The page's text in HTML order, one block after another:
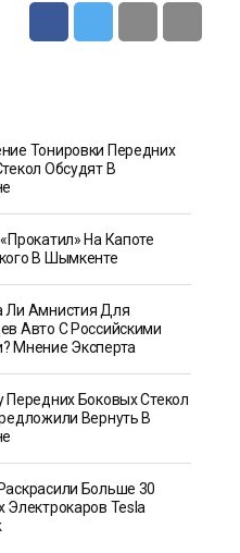
Тонировки Передних
Обсудят В
На Капоте
В Шымкенте
Ли Амнистия Для
Авто С Российскими
Мнение Эксперта
Передних Боковых Стекол
Вернуть В
Больше 30
Электрокаров Tesla